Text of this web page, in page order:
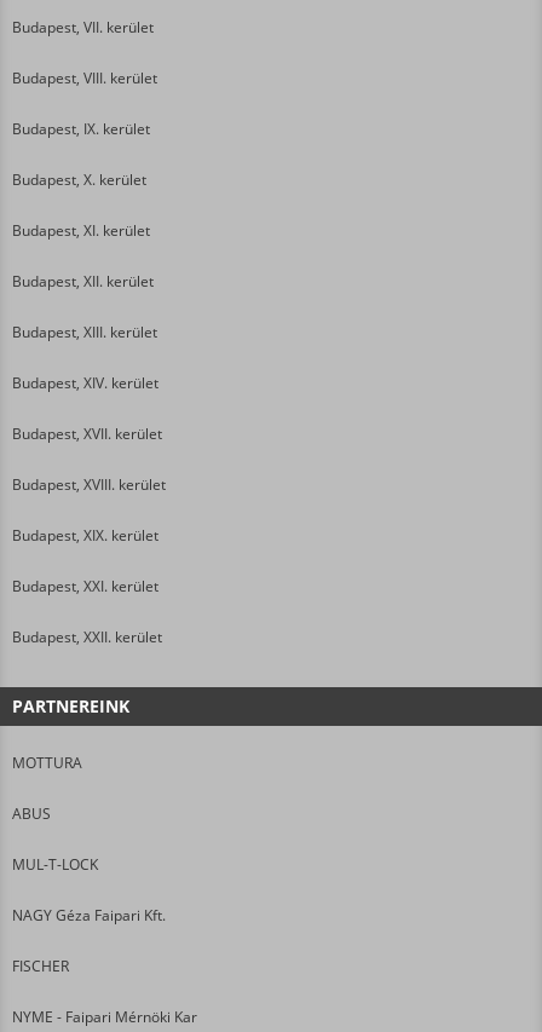
Budapest, VII. kerület
Budapest, VIII. kerület
Budapest, IX. kerület
Budapest, X. kerület
Budapest, XI. kerület
Budapest, XII. kerület
Budapest, XIII. kerület
Budapest, XIV. kerület
Budapest, XVII. kerület
Budapest, XVIII. kerület
Budapest, XIX. kerület
Budapest, XXI. kerület
Budapest, XXII. kerület
PARTNEREINK
MOTTURA
ABUS
MUL-T-LOCK
NAGY Géza Faipari Kft.
FISCHER
NYME - Faipari Mérnöki Kar